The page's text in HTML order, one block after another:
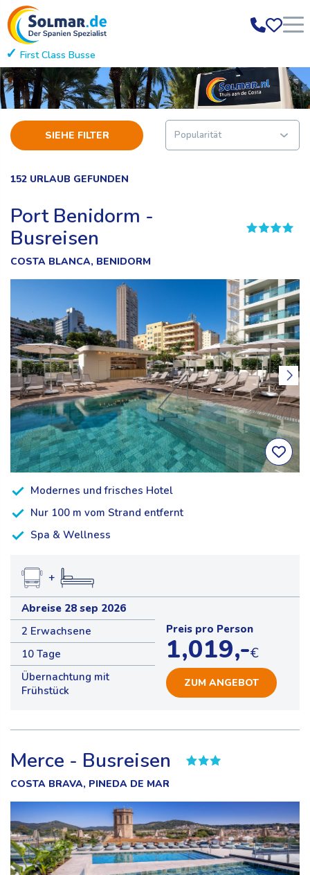
First Class Busse
SIEHE FILTER
152 URLAUB GEFUNDEN
Port Benidorm -
Busreisen
COSTA BLANCA, BENIDORM
Modernes und frisches Hotel
Nur 100 m vom Strand entfernt
Spa & Wellness
+
Abreise 28 sep 2026
2 Erwachsene
10 Tage
Übernachtung mit
Frühstück
Preis pro Person
1,019,-€
ZUM ANGEBOT
Merce - Busreisen
COSTA BRAVA, PINEDA DE MAR